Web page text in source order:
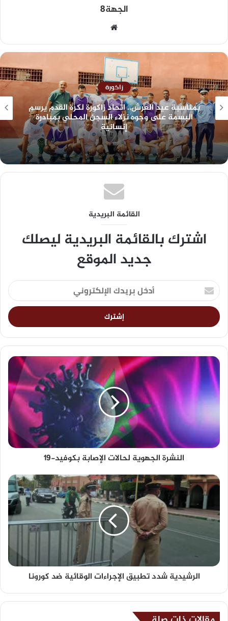
الجهة8
زاكورة
بمناسبة عيد العرش.. اتحاد زاكورة لكرة القدم يرسم
البسمة على وجوه نزلاء السجن المحلي بمبادرة
إنسانية
القائمة البريدية
اشترك بالقائمة البريدية ليصلك
جديد الموقع
النشرة الجهوية لحالات الإصابة بكوفيد-19
الرشيدية شدد تطبيق الإجراءات الوقائية ضد كورونا